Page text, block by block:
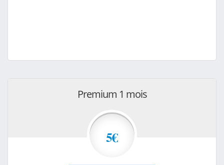
Premium 1 mois
5€